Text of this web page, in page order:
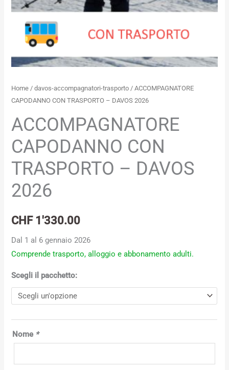
Home /davos-accompagnatori-trasporto / ACCOMPAGNATORE
CAPODANNO CON TRASPORTO – DAVOS 2026
ACCOMPAGNATORE
CAPODANNO CON
TRASPORTO – DAVOS
2026
CHF1'330.00
Dal 1 al 6 gennaio 2026
Comprende trasporto, alloggio e abbonamento adulti.
Scegli il pacchetto:
Nome *